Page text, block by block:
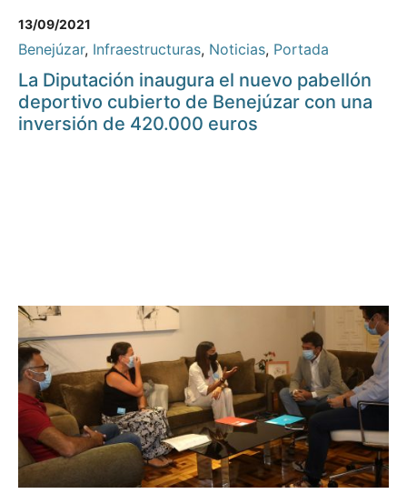
13/09/2021
Benejúzar, Infraestructuras, Noticias, Portada
La Diputación inaugura el nuevo pabellón
deportivo cubierto de Benejúzar con una
inversión de 420.000 euros